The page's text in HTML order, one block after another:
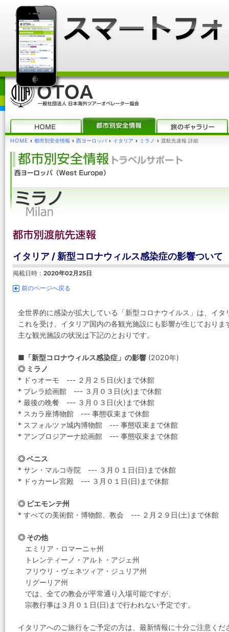
HOME › 都市別安全情報 › 西ヨーロッパ › イタリア › ミラノ › 渡航先速報 詳細
イタリア / 新型コロナウィルス感染症の影響ついて
掲載日時： 2020年02月25日
前のページへ戻る
全世界的に感染が拡大している「新型コロナウイルス」は、イ
これを受け、イタリア国内の各観光施設にも影響が生じておりま
主な観光施設の状況は下記のとおりです。
■「新型コロナウィルス感染症」の影響 (2020年)
◎ ミラノ
* ドゥオーモ --- ２月２５日(火)まで休館
* ブレラ絵画館 --- ３月０３日(火)まで休館
* 最後の晩餐 --- ３月０３日(火)まで休館
* スカラ座博物館 --- 事態収束まで休館
* スフォルツァ城内博物館 --- 事態収束まで休館
* アンブロジアーナ絵画館 --- 事態収束まで休館
◎ ベニス
* サン・マルコ寺院 --- ３月０１日(日)まで休館
* ドゥカーレ宮殿 --- ３月０１日(日)まで休館
◎ ピエモンテ州
* すべての美術館・博物館、教会 --- ２月２９日(土)まで休館
◎ その他
エミリア・ロマーニャ州
トレンティーノ・アルト・アジェ州
フリウリ・ヴェネツィア・ジュリア州
リグーリア州
では、全ての教会が平常通り入場可能ですが、
宗教行事は３月０１日(日)まで行われない予定です。
イタリアへのご旅行をご予定の方は、最新情報に十分ご注意くだ